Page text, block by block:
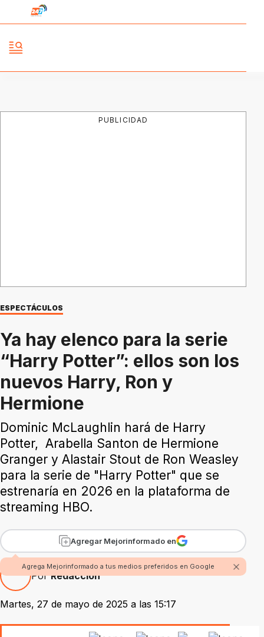
PUBLICIDAD
ESPECTÁCULOS
Ya hay elenco para la serie
“Harry Potter”: ellos son los
nuevos Harry, Ron y
Hermione
Dominic McLaughlin hará de Harry
Potter, Arabella Santon de Hermione
Granger y Alastair Stout de Ron Weasley
para la serie de "Harry Potter" que se
estrenaría en 2026 en la plataforma de
streaming HBO.
Agregar Mejorinformado en
Agrega Mejorinformado a tus medios preferidos en Google
PorRedacción
Martes, 27 de mayo de 2025 a las 15:17